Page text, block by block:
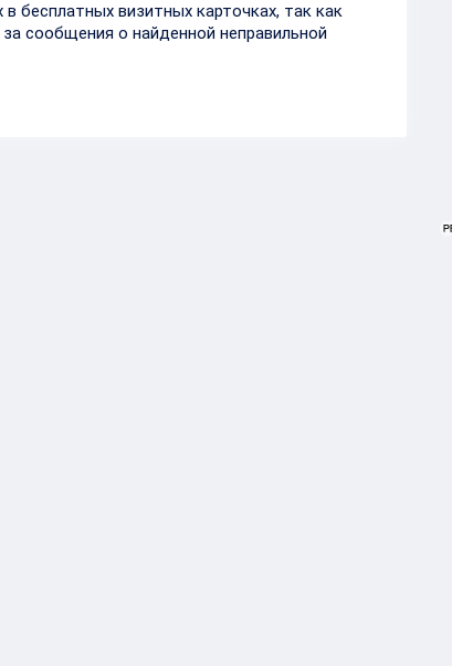
бесплатных визитных карточках, так как
сообщения о найденной неправильной